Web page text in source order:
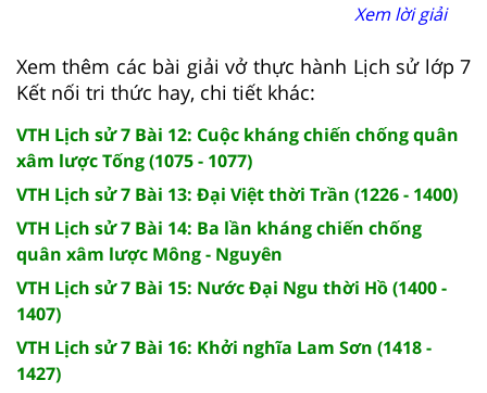
Xem lời giải
Xem thêm các bài giải vở thực hành Lịch sử lớp 7
Kết nối tri thức hay, chi tiết khác:
VTH Lịch sử 7 Bài 12: Cuộc kháng chiến chống quân
xâm lược Tống (1075 - 1077)
VTH Lịch sử 7 Bài 13: Đại Việt thời Trần (1226 - 1400)
VTH Lịch sử 7 Bài 14: Ba lần kháng chiến chống
quân xâm lược Mông - Nguyên
VTH Lịch sử 7 Bài 15: Nước Đại Ngu thời Hồ (1400 -
1407)
VTH Lịch sử 7 Bài 16: Khởi nghĩa Lam Sơn (1418 -
1427)